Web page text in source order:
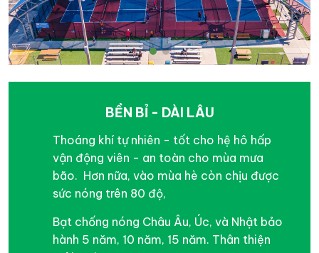
BỀN BỈ - DÀI LÂU
Thoáng khí tự nhiên - tốt cho hệ hô hấp
vận động viên - an toàn cho mùa mưa
bão. Hơn nữa, vào mùa hè còn chịu được
sức nóng trên 80 độ,
Bạt chống nóng Châu Âu, Úc, và Nhật bảo
hành 5 năm, 10 năm, 15 năm. Thân thiện